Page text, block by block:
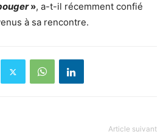
», a-t-il récemment confié
à sa rencontre.
Article suivant